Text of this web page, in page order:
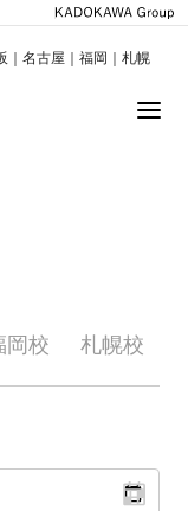
名古屋｜福岡｜札幌
岡校 札幌校